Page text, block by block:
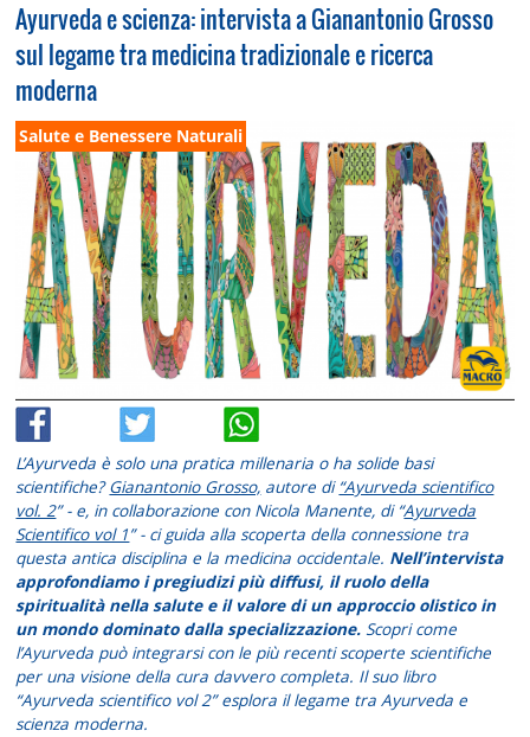
Ayurveda e scienza: intervista a Gianantonio Grosso
sul legame tra medicina tradizionale e ricerca
moderna
Salute e Benessere Naturali
L’Ayurveda è solo una pratica millenaria o ha solide basi
scientifiche?Gianantonio Grosso, autore di “Ayurveda scientifico
vol. 2” - e, in collaborazione con Nicola Manente, di “Ayurveda
Scientifico vol 1” - ci guida alla scoperta della connessione tra
questa antica disciplina e la medicina occidentale. Nell’intervista
approfondiamo i pregiudizi più diffusi, il ruolo della
spiritualità nella salute e il valore di un approccio olistico in
un mondo dominato dalla specializzazione. Scopri come
l’Ayurveda può integrarsi con le più recenti scoperte scientifiche
per una visione della cura davvero completa. Il suo libro
“Ayurveda scientifico vol 2” esplora il legame tra Ayurveda e
scienza moderna.